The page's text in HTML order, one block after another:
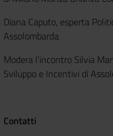
Diana Caputo, esperta
Assolombarda
Modera l'incontro Silvia
Sviluppo e Incentivi di
Contatti